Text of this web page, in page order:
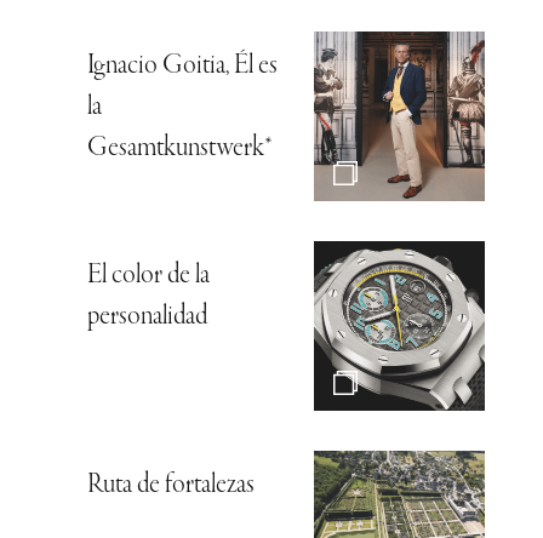
Ignacio Goitia, Él es
la
Gesamtkunstwerk*
El color de la
personalidad
Ruta de fortalezas